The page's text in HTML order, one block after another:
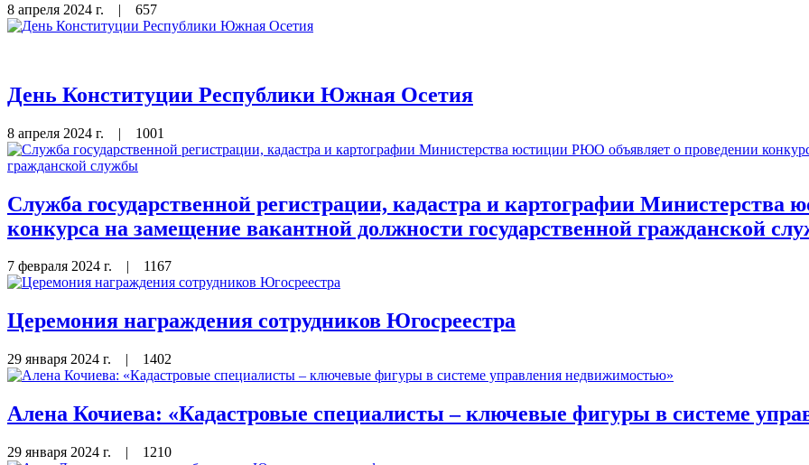
8 апреля 2024 г. | 657
День Конституции Республики Южная Осетия
8 апреля 2024 г. | 1001
Служба государственной регистрации, кадастра и картографии
конкурса на замещение вакантной должности государственной гражданской
7 февраля 2024 г. | 1167
Церемония награждения сотрудников Югосреестра
29 января 2024 г. | 1402
Алена Кочиева: «Кадастровые специалисты – ключевые фигуры в системе
29 января 2024 г. | 1210